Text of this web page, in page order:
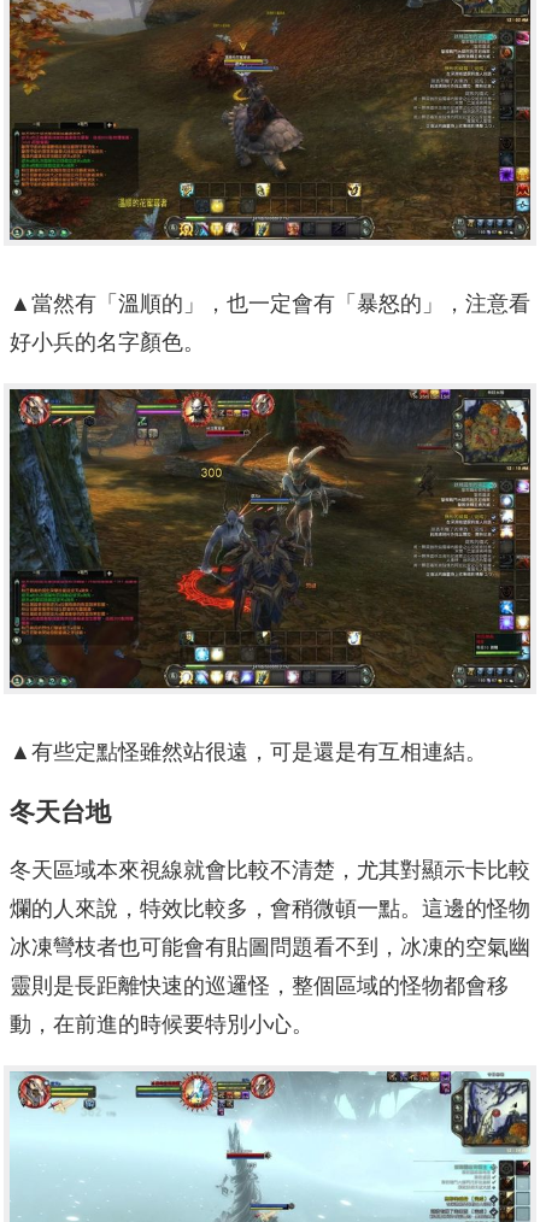
▲當然有「溫順的」，也一定會有「暴怒的」，注意看
好小兵的名字顏色。
▲有些定點怪雖然站很遠，可是還是有互相連結。
冬天台地
冬天區域本來視線就會比較不清楚，尤其對顯示卡比較
爛的人來說，特效比較多，會稍微頓一點。這邊的怪物
冰凍彎枝者也可能會有貼圖問題看不到，冰凍的空氣幽
靈則是長距離快速的巡邏怪，整個區域的怪物都會移
動，在前進的時候要特別小心。